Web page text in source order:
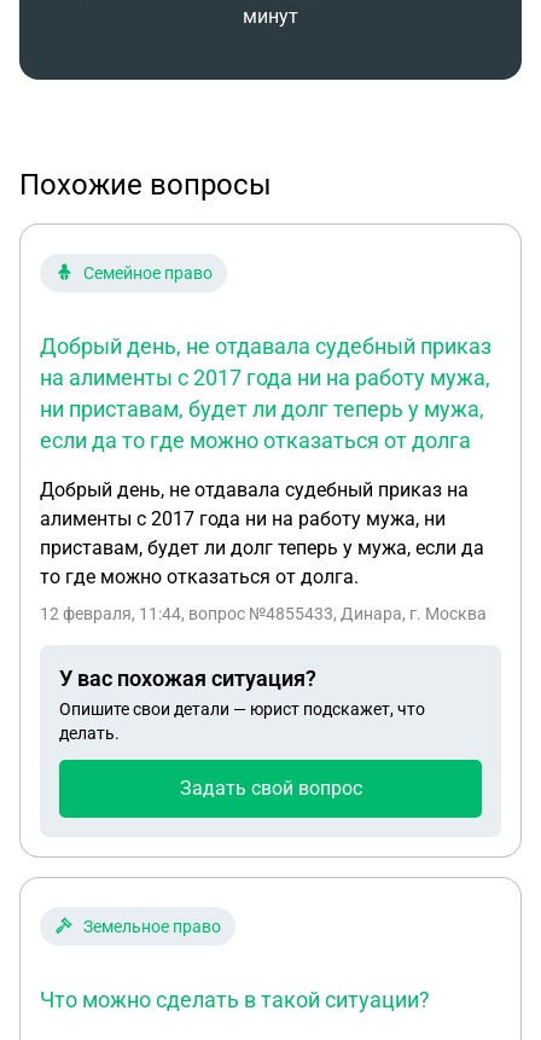
минут
Похожие вопросы
Семейное право
Добрый день, не отдавала судебный приказ
на алименты с 2017 года ни на работу мужа,
ни приставам, будет ли долг теперь у мужа,
если да то где можно отказаться от долга
Добрый день, не отдавала судебный приказ на
алименты с 2017 года ни на работу мужа, ни
приставам, будет ли долг теперь у мужа, если да
то где можно отказаться от долга.
12 февраля, 11:44, вопрос №4855433, Динара, г. Москва
У вас похожая ситуация?
Опишите свои детали — юрист подскажет, что
делать.
Задать свой вопрос
Земельное право
Что можно сделать в такой ситуации?